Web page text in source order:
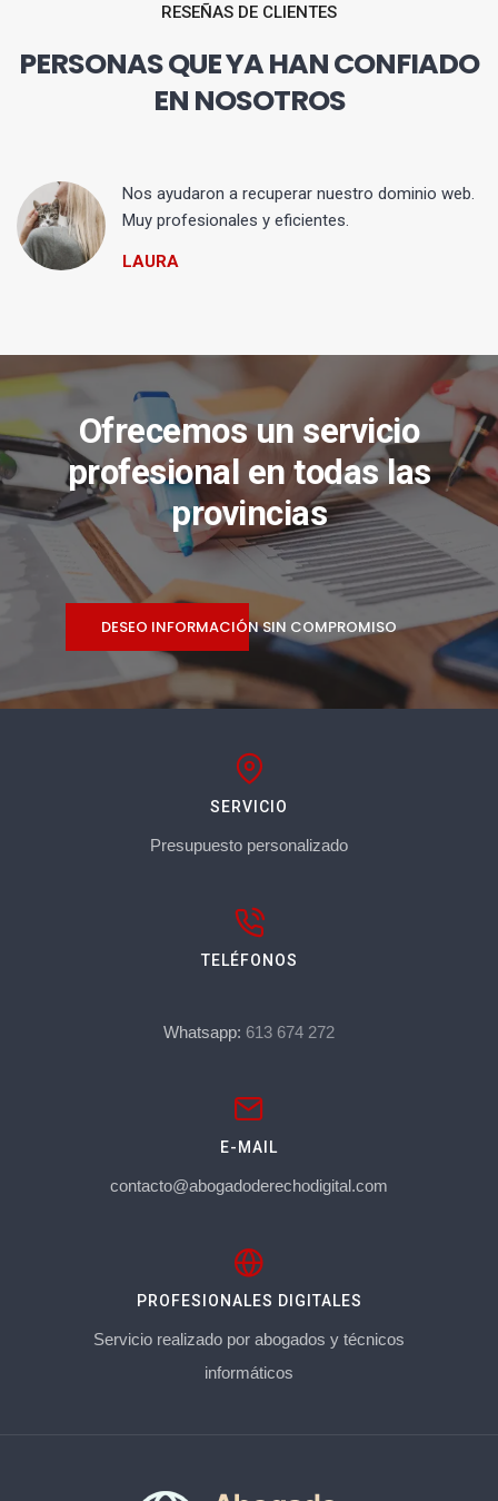
RESEÑAS DE CLIENTES
PERSONAS QUE YA HAN CONFIADO
EN NOSOTROS
Nos ayudaron a recuperar nuestro dominio web.
Muy profesionales y eficientes.
LAURA
Ofrecemos un servicio
profesional en todas las
provincias
DESEO INFORMACIÓN SIN COMPROMISO
SERVICIO
Presupuesto personalizado
TELÉFONOS
Whatsapp: 613 674 272
E-MAIL
contacto@abogadoderechodigital.com
PROFESIONALES DIGITALES
Servicio realizado por abogados y técnicos
informáticos